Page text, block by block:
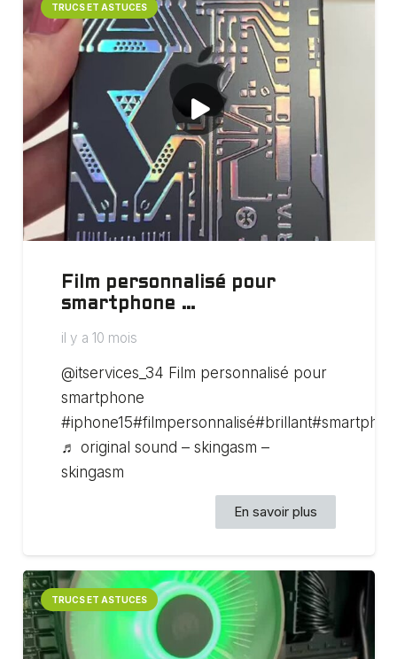
TRUCS ET ASTUCES
Film personnalisé pour
smartphone …
il y a 10 mois
@itservices_34 Film personnalisé pour
smartphone
♬ original sound – skingasm –
skingasm
En savoir plus
TRUCS ET ASTUCES